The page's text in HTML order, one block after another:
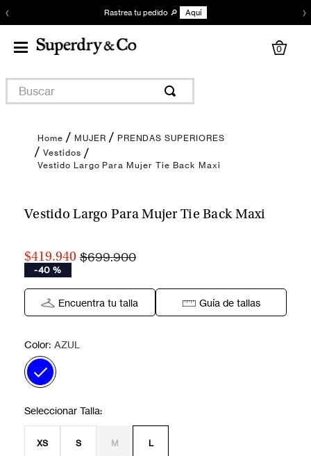
‹ Rastrea tu pedido 🔎 Aquí ›
0
Buscar
MUJER
PRENDAS SUPERIORES
Vestidos
Vestido Largo Para Mujer Tie Back Maxi
Vestido Largo Para Mujer Tie Back Maxi
$419.940 $699.900
-40 %
Encuentra tu talla Guía de tallas
Color: AZUL
XS S M L